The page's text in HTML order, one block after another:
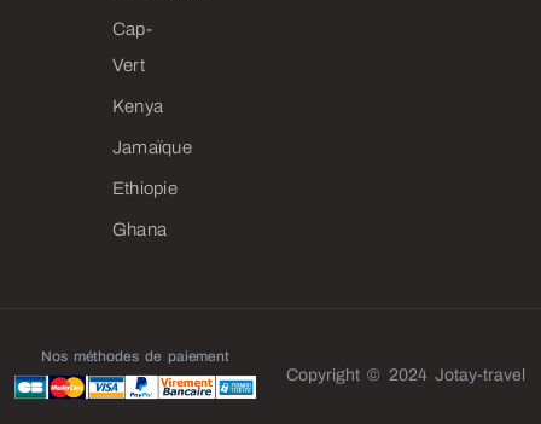
Cap-
Vert
Kenya
Jamaïque
Ethiopie
Ghana
Nos méthodes de paiement
Copyright © 2024 Jotay-travel